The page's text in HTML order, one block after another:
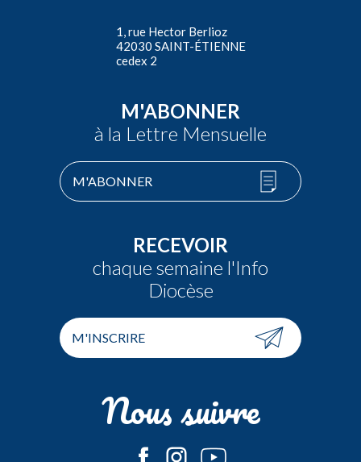
1, rue Hector Berlioz
42030 SAINT-ÉTIENNE
cedex 2
M'ABONNER
à la Lettre Mensuelle
M'ABONNER
RECEVOIR
chaque semaine l'Info
Diocèse
M'INSCRIRE
Nous suivre